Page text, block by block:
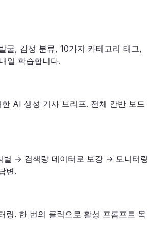
굴, 감성 분류, 10가지 카테고리 태그,
일 학습합니다.
AI 생성 기사 브리프. 전체 칸반 보드
→ 검색량 데이터로 보강 → 모니터링
변.
링. 한 번의 클릭으로 활성 프롬프트 목